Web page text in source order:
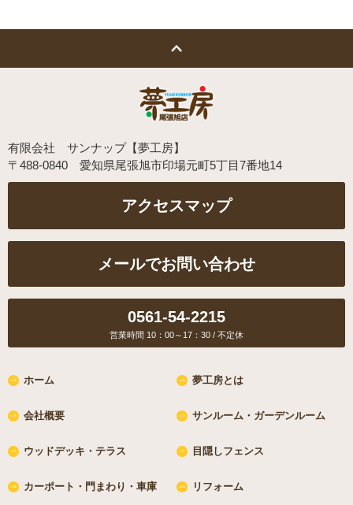
有限会社 サンナップ【夢工房】
〒488-0840 愛知県尾張旭市印場元町5丁目7番地14
メールでお問い合わせ
営業時間 10：00～17：30 / 不定休
ホーム 夢工房とは
会社概要 サンルーム・ガーデンルーム
ウッドデッキ・テラス 目隠しフェンス
カーポート・門まわり・車庫 リフォーム